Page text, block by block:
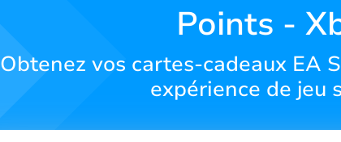
Points -
Obtenez vos cartes-cadeaux EA
expérience de jeu